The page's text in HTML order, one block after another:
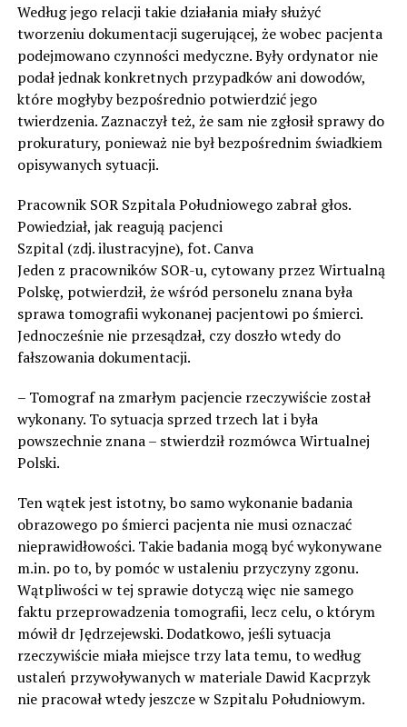
Według jego relacji takie działania miały służyć
tworzeniu dokumentacji sugerującej, że wobec pacjenta
podejmowano czynności medyczne. Były ordynator nie
podał jednak konkretnych przypadków ani dowodów,
które mogłyby bezpośrednio potwierdzić jego
twierdzenia. Zaznaczył też, że sam nie zgłosił sprawy do
prokuratury, ponieważ nie był bezpośrednim świadkiem
opisywanych sytuacji.
Pracownik SOR Szpitala Południowego zabrał głos.
Powiedział, jak reagują pacjenci
Szpital (zdj. ilustracyjne), fot. Canva
Jeden z pracowników SOR-u, cytowany przez Wirtualną
Polskę, potwierdził, że wśród personelu znana była
sprawa tomografii wykonanej pacjentowi po śmierci.
Jednocześnie nie przesądzał, czy doszło wtedy do
fałszowania dokumentacji.
– Tomograf na zmarłym pacjencie rzeczywiście został
wykonany. To sytuacja sprzed trzech lat i była
powszechnie znana – stwierdził rozmówca Wirtualnej
Polski.
Ten wątek jest istotny, bo samo wykonanie badania
obrazowego po śmierci pacjenta nie musi oznaczać
nieprawidłowości. Takie badania mogą być wykonywane
m.in. po to, by pomóc w ustaleniu przyczyny zgonu.
Wątpliwości w tej sprawie dotyczą więc nie samego
faktu przeprowadzenia tomografii, lecz celu, o którym
mówił dr Jędrzejewski. Dodatkowo, jeśli sytuacja
rzeczywiście miała miejsce trzy lata temu, to według
ustaleń przywoływanych w materiale Dawid Kacprzyk
nie pracował wtedy jeszcze w Szpitalu Południowym.